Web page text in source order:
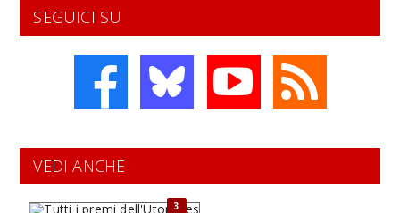
SEGUICI SU
VEDI ANCHE
3